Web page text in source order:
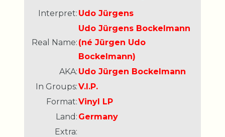
Interpret: Udo Jürgens
Real Name:
Udo Jürgens Bockelmann
(né Jürgen Udo
Bockelmann)
AKA: Udo Jürgen Bockelmann
In Groups:V.I.P.
Format:Vinyl LP
Land: Germany
Extra: